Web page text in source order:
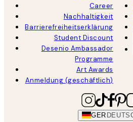
Career
Nachhaltigkeit
Barrierefreiheitserklärung
Student Discount
Desenio Ambassador
Programme
Art Awards
Anmeldung (geschäftlich)
GER